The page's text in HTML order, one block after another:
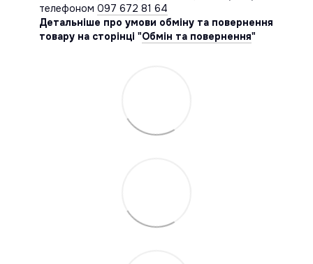
телефоном 097 672 81 64
Детальніше про умови обміну та повернення
товару на сторінці "Обмін та повернення"